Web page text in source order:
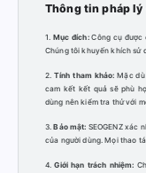
Thông tin pháp lý
1. Mục đích:Công cụ được
Chúng tôi khuyến khích sử
2.Tính tham khảo: Mặc
cam kết kết quả sẽ phù
dùng nên kiểm tra thử với
3.Bảo mật: SEOGENZ xác
của người dùng. Mọi thao
4.Giới hạn trách nhiệm: